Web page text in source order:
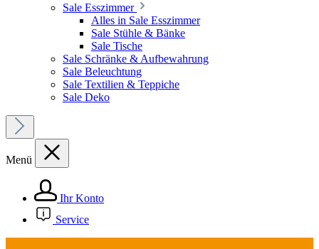
Sale Esszimmer
Alles in Sale Esszimmer
Sale Stühle & Bänke
Sale Tische
Sale Schränke & Aufbewahrung
Sale Beleuchtung
Sale Textilien & Teppiche
Sale Deko
Menü
Ihr Konto
Service